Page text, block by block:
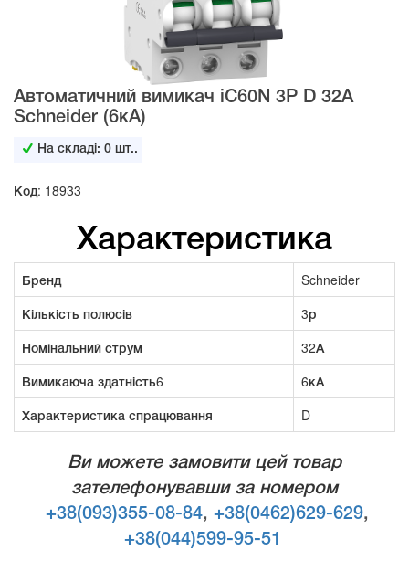
Автоматичний вимикач iC60N 3Р D 32А
Schneider (6кА)
На складі:0 шт..
Код: 18933
Характеристика
Бренд
Schneider
Кількість полюсів
3р
Номінальний струм
32А
Вимикаюча здатність6
6кА
Характеристика спрацювання
D
Ви можете замовити цей товар
зателефонувавши за номером
+38(093)355-08-84, +38(0462)629-629,
+38(044)599-95-51